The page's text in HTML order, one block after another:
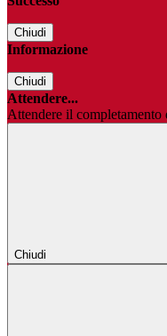
Chiudi
Informazione
Chiudi
Attendere...
Attendere il completamento
Chiudi